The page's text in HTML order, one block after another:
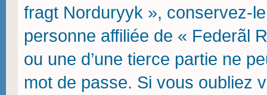
fragt Norduryyk », conservez-
personne affiliée de « Federãl
ou une d’une tierce partie ne
mot de passe. Si vous oubliez